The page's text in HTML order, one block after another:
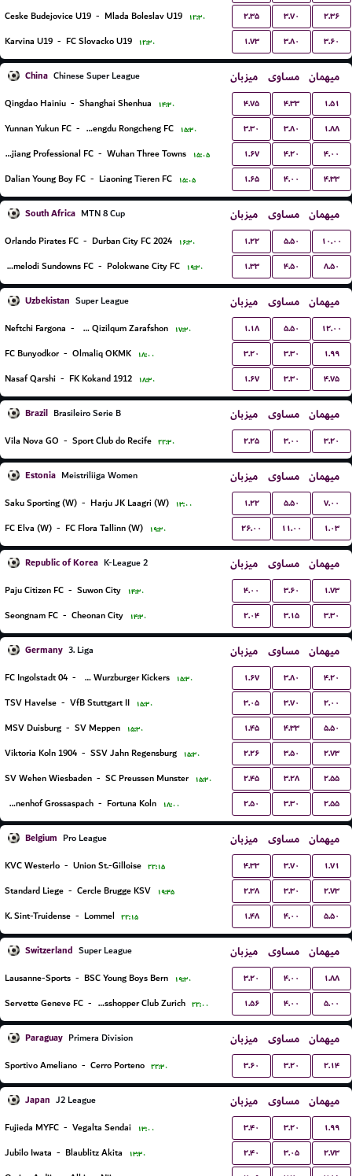
Ceske Budejovice U19 - Mlada Boleslav U19 ۱۲:۳۰ ۲.۳۵ ۳.۷۰ ۲.۳۶
Karvina U19 - FC Slovacko U19 ۱۲:۳۰ ۱.۷۳ ۳.۸۰ ۳.۶۰
China Chinese Super League میزبان مساوی میهمان
Qingdao Hainiu - Shanghai Shenhua ۱۴:۳۰ ۴.۷۵ ۴.۳۳ ۱.۵۱
Yunnan Yukun FC - Chengdu Rongcheng FC ۱۵:۳۰ ۳.۳۰ ۳.۸۰ ۱.۸۸
Zhejiang Professional FC - Wuhan Three Towns ۱۵:۰۵ ۱.۶۷ ۴.۲۰ ۴.۰۰
Dalian Young Boy FC - Liaoning Tieren FC ۱۵:۰۵ ۱.۶۵ ۴.۰۰ ۴.۳۳
South Africa MTN 8 Cup میزبان مساوی میهمان
Orlando Pirates FC - Durban City FC 2024 ۱۶:۳۰ ۱.۲۲ ۵.۵۰ ۱۰.۰۰
Mamelodi Sundowns FC - Polokwane City FC ۱۹:۳۰ ۱.۳۳ ۴.۵۰ ۸.۵۰
Uzbekistan Super League میزبان مساوی میهمان
Neftchi Fargona - PFK Qizilqum Zarafshon ۱۷:۳۰ ۱.۱۸ ۵.۵۰ ۱۲.۰۰
FC Bunyodkor - Olmaliq OKMK ۱۸:۰۰ ۳.۲۰ ۳.۳۰ ۱.۹۹
Nasaf Qarshi - FK Kokand 1912 ۱۸:۳۰ ۱.۶۷ ۳.۳۰ ۴.۷۵
Brazil Brasileiro Serie B میزبان مساوی میهمان
Vila Nova GO - Sport Club do Recife ۲۲:۳۰ ۲.۲۵ ۳.۰۰ ۳.۲۰
Estonia Meistriliiga Women میزبان مساوی میهمان
Saku Sporting (W) - Harju JK Laagri (W) ۱۳:۰۰ ۱.۲۲ ۵.۵۰ ۷.۰۰
FC Elva (W) - FC Flora Tallinn (W) ۱۹:۳۰ ۲۶.۰۰ ۱۱.۰۰ ۱.۰۳
Republic of Korea K-League 2 میزبان مساوی میهمان
Paju Citizen FC - Suwon City ۱۴:۳۰ ۴.۰۰ ۳.۶۰ ۱.۷۳
Seongnam FC - Cheonan City ۱۴:۳۰ ۲.۰۴ ۳.۱۵ ۳.۳۰
Germany 3. Liga میزبان مساوی میهمان
FC Ingolstadt 04 - FC Wurzburger Kickers ۱۵:۳۰ ۱.۶۷ ۳.۸۰ ۴.۲۰
TSV Havelse - VfB Stuttgart II ۱۵:۳۰ ۳.۰۵ ۳.۷۰ ۲.۰۰
MSV Duisburg - SV Meppen ۱۵:۳۰ ۱.۴۵ ۴.۳۳ ۵.۵۰
Viktoria Koln 1904 - SSV Jahn Regensburg ۱۵:۳۰ ۲.۲۶ ۳.۵۰ ۲.۷۳
SV Wehen Wiesbaden - SC Preussen Munster ۱۵:۳۰ ۲.۴۵ ۳.۲۸ ۲.۵۵
SG Sonnenhof Grossaspach - Fortuna Koln ۱۸:۰۰ ۲.۵۰ ۳.۳۰ ۲.۵۵
Belgium Pro League میزبان مساوی میهمان
KVC Westerlo - Union St.-Gilloise ۲۲:۱۵ ۴.۳۳ ۳.۷۰ ۱.۷۱
Standard Liege - Cercle Brugge KSV ۱۹:۴۵ ۲.۳۸ ۳.۳۰ ۲.۷۳
K. Sint-Truidense - Lommel ۲۲:۱۵ ۱.۴۸ ۴.۰۰ ۵.۵۰
Switzerland Super League میزبان مساوی میهمان
Lausanne-Sports - BSC Young Boys Bern ۱۹:۳۰ ۳.۲۰ ۴.۰۰ ۱.۸۸
Servette Geneve FC - Grasshopper Club Zurich ۲۲:۰۰ ۱.۵۶ ۴.۰۰ ۵.۰۰
Paraguay Primera Division میزبان مساوی میهمان
Sportivo Ameliano - Cerro Porteno ۲۲:۳۰ ۳.۶۰ ۳.۲۰ ۲.۱۴
Japan J2 League میزبان مساوی میهمان
Fujieda MYFC - Vegalta Sendai ۱۳:۰۰ ۳.۴۰ ۳.۲۰ ۱.۹۹
Jubilo Iwata - Blaublitz Akita ۱۳:۳۰ ۲.۴۰ ۳.۰۵ ۲.۷۳